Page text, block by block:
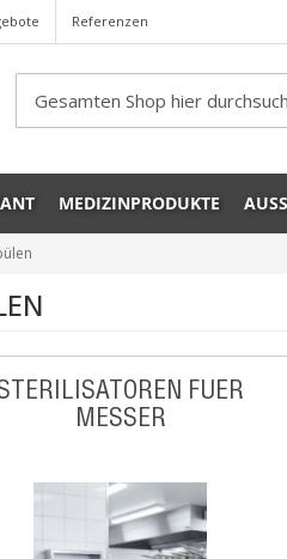
Referenzen
Search
MEDIZINPRODUKTE
FUER
MESSER